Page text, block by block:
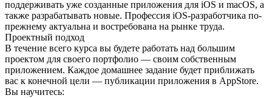
поддерживать уже созданные приложения для iOS и macOS, а
также разрабатывать новые. Профессия iOS-разработчика по-
прежнему актуальна и востребована на рынке труда.
Проектный подход
В течение всего курса вы будете работать над большим
проектом для своего портфолио — своим собственным
приложением. Каждое домашнее задание будет приближать
вас к конечной цели — публикации приложения в AppStore.
Вы научитесь: